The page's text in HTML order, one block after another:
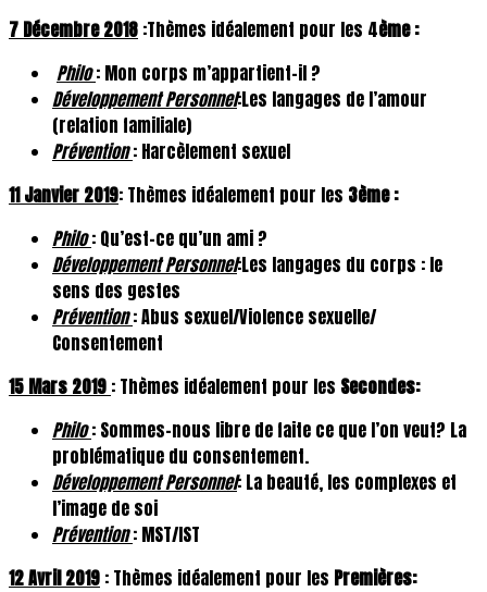
7 Décembre 2018 :Thèmes idéalement pour les 4ème :
Philo: Mon corps m’appartient-il ?
Développement Personnel:Les langages de l’amour
(relation familiale)
Prévention: Harcèlement sexuel
11 Janvier 2019: Thèmes idéalement pour les 3ème :
Philo: Qu’est-ce qu’un ami ?
Développement Personnel:Les langages du corps : le
sens des gestes
Prévention: Abus sexuel/Violence sexuelle/
Consentement
15 Mars 2019 : Thèmes idéalement pour les Secondes:
Philo: Sommes-nous libre de faite ce que l’on veut? La
problématique du consentement.
Développement Personnel: La beauté, les complexes et
l’image de soi
Prévention: MST/IST
12 Avril 2019 : Thèmes idéalement pour les Premières: